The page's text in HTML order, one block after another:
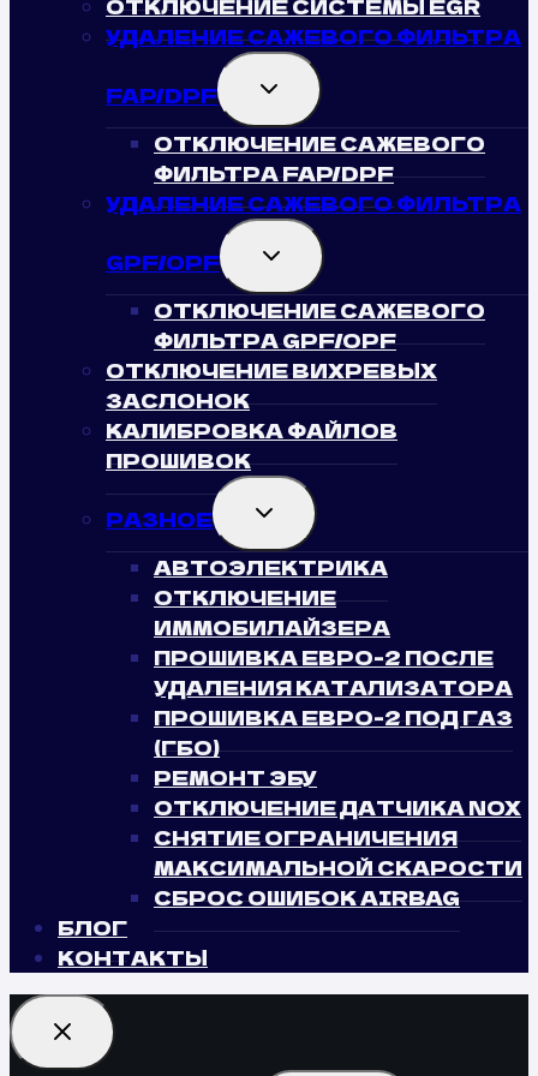
ОТКЛЮЧЕНИЕ СИСТЕМЫ EGR
УДАЛЕНИЕ САЖЕВОГО ФИЛЬТРА
FAP/DPF TOGGLE
CHILD
MENU
ОТКЛЮЧЕНИЕ САЖЕВОГО
ФИЛЬТРА FAP/DPF
УДАЛЕНИЕ САЖЕВОГО ФИЛЬТРА
GPF/OPF TOGGLE
CHILD
MENU
ОТКЛЮЧЕНИЕ САЖЕВОГО
ФИЛЬТРА GPF/OPF
ОТКЛЮЧЕНИЕ ВИХРЕВЫХ
ЗАСЛОНОК
КАЛИБРОВКА ФАЙЛОВ
ПРОШИВОК
РАЗНОЕ TOGGLE
CHILD
MENU
АВТОЭЛЕКТРИКА
ОТКЛЮЧЕНИЕ
ИММОБИЛАЙЗЕРА
ПРОШИВКА ЕВРО-2 ПОСЛЕ
УДАЛЕНИЯ КАТАЛИЗАТОРА
ПРОШИВКА ЕВРО-2 ПОД ГАЗ
(ГБО)
РЕМОНТ ЭБУ
ОТКЛЮЧЕНИЕ ДАТЧИКА NOX
СНЯТИЕ ОГРАНИЧЕНИЯ
МАКСИМАЛЬНОЙ СКАРОСТИ
СБРОС ОШИБОК AIRBAG
БЛОГ
КОНТАКТЫ